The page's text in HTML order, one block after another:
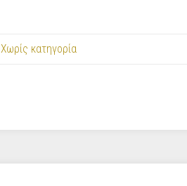
Χωρίς κατηγορία